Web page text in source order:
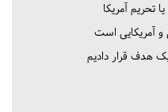
تحریم‌ آمریکا
و آمریکایی است
هدف قرار دادیم